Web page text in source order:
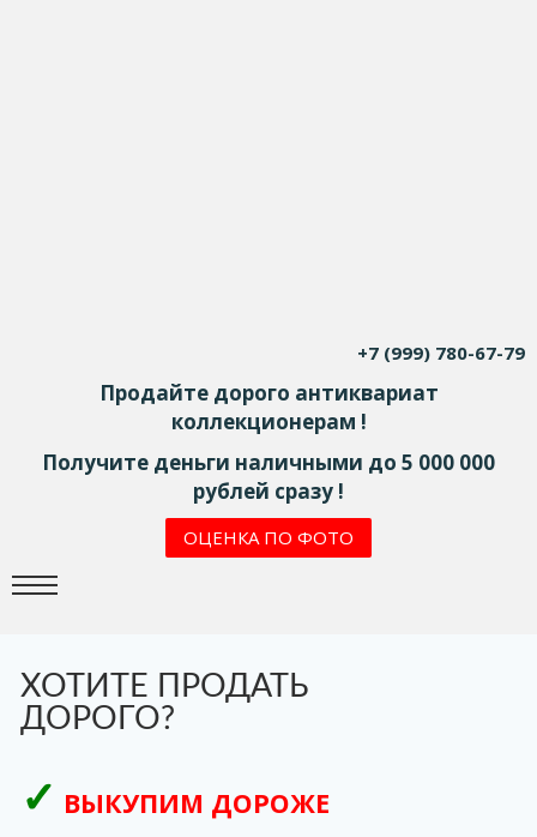
+7 (999) 780-67-79
Продайте дорого антиквариат
коллекционерам !
Получите деньги наличными до 5 000 000
рублей сразу !
ОЦЕНКА ПО ФОТО
ХОТИТЕ ПРОДАТЬ
ДОРОГО?
ВЫКУПИМ ДОРОЖЕ